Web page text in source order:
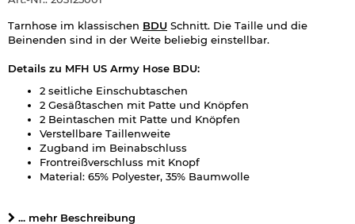
Tarnhose im klassischen BDU Schnitt. Die Taille und die
Beinenden sind in der Weite beliebig einstellbar.
Details zu MFH US Army Hose BDU:
2 seitliche Einschubtaschen
2 Gesäßtaschen mit Patte und Knöpfen
2 Beintaschen mit Patte und Knöpfen
Verstellbare Taillenweite
Zugband im Beinabschluss
Frontreißverschluss mit Knopf
Material: 65% Polyester, 35% Baumwolle
... mehr Beschreibung